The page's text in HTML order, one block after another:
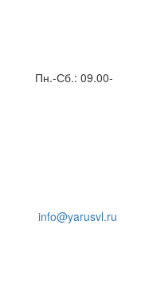
Пн.-Сб.: 09.00-
info@yarusvl.ru